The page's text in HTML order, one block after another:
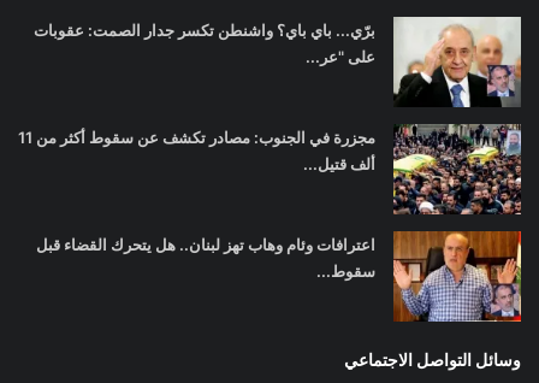
برّي... باي باي؟ واشنطن تكسر جدار الصمت: عقوبات
على "عر...
مجزرة في الجنوب: مصادر تكشف عن سقوط أكثر من 11
ألف قتيل...
اعترافات وئام وهاب تهز لبنان.. هل يتحرك القضاء قبل
سقوط...
وسائل التواصل الاجتماعي